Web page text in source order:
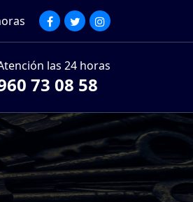
las 24 horas
73 08 58